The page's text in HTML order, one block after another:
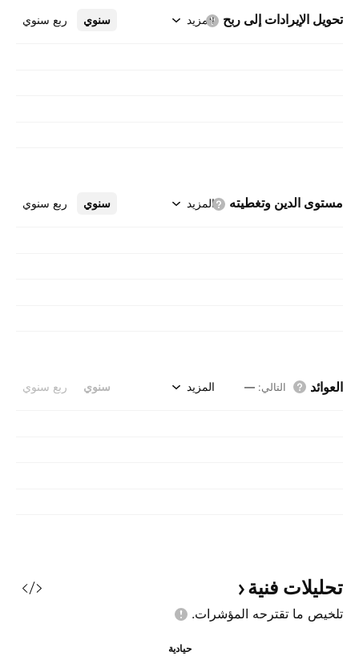
تحويل الإيرادات إلى ربح سنوي ربع سنوي المزيد
مستوى الدين وتغطيته سنوي ربع سنوي المزيد
العوائد التالي:
— سنوي ربع سنوي المزيد
تحليلات فنية
تلخيص ما تقترحه المؤشرات.
حيادية